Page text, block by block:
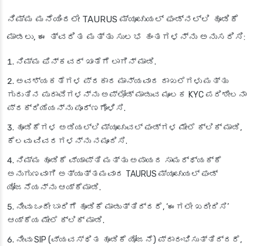
ನಿಮ್ಮ ಮನೆಯಿಂದಲೇ TAURUS ಮ್ಯೂಚುಯಲ್ ಫಂಡ್‌ನಲ್ಲಿ ಹೂಡಿಕೆ
ಮಾಡಲು, ಈ ತ್ವರಿತ ಮತ್ತು ಸುಲಭ ಹಂತಗಳನ್ನು ಅನುಸರಿಸಿ:
ನಿಮ್ಮ ಫಿನ್‌ಕವರ್ ಖಾತೆಗೆ ಲಾಗಿನ್ ಮಾಡಿ.
ಅವಶ್ಯಕತೆಗಳ ಪ್ರಕಾರ ಮಾನ್ಯವಾದ ದಾಖಲೆಗಳು ಮತ್ತು
ಗುರುತಿನ ಪುರಾವೆಗಳನ್ನು ಅಪ್‌ಲೋಡ್ ಮಾಡುವ ಮೂಲಕ KYC ಪರಿಶೀಲನಾ
ಪ್ರಕ್ರಿಯೆಯನ್ನು ಪೂರ್ಣಗೊಳಿಸಿ.
ಹೂಡಿಕೆಗಳ ಅಡಿಯಲ್ಲಿ ಮ್ಯೂಚುವಲ್ ಫಂಡ್‌ಗಳ ಮೇಲೆ ಕ್ಲಿಕ್ ಮಾಡಿ,
ಕೆಲವು ವಿವರಗಳನ್ನು ನಮೂದಿಸಿ.
ನಿಮ್ಮ ಹೂಡಿಕೆ ವ್ಯಾಪ್ತಿ ಮತ್ತು ಅಪಾಯದ ಸಾಮರ್ಥ್ಯಕ್ಕೆ
ಅನುಗುಣವಾಗಿ ಅತ್ಯುತ್ತಮವಾದ TAURUS ಮ್ಯೂಚುಯಲ್ ಫಂಡ್
ಯೋಜನೆಯನ್ನು ಆಯ್ಕೆಮಾಡಿ.
ನೀವು ಒಂದೇ ಬಾರಿಗೆ ಹೂಡಿಕೆ ಮಾಡುತ್ತಿದ್ದರೆ, ‘ಈಗಲೇ ಖರೀದಿಸಿ’
ಆಯ್ಕೆಯ ಮೇಲೆ ಕ್ಲಿಕ್ ಮಾಡಿ.
ನೀವು SIP (ವ್ಯವಸ್ಥಿತ ಹೂಡಿಕೆ ಯೋಜನೆ) ಪ್ರಾರಂಭಿಸುತ್ತಿದ್ದರೆ,